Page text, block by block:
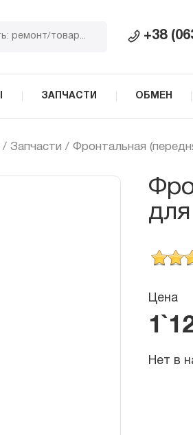
+38
ЗАПЧАСТИ ОБМЕН
/ Запчасти / Фронтальная
Цена